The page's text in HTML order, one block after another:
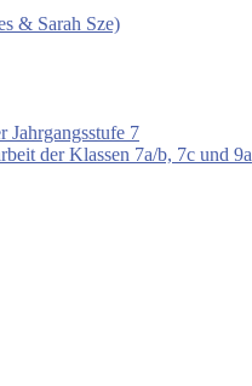
& Sarah Sze)
Jahrgangsstufe 7
der Klassen 7a/b, 7c und 9a